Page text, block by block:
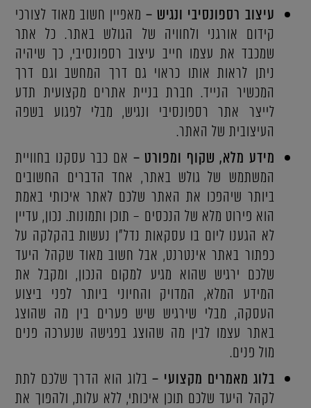
עיצוב רספונסיבי ונגיש –מאפיין חשוב מאוד לצורכי
קידום אורגני ולחוויה של הגולש באתר. כל אתר
שמכבד את עצמו חייב עיצוב רספונסיבי, כך שיהיה
ניתן לראות אותו כראוי גם דרך המחשב וגם דרך
המכשיר הנייד. חברת בניית אתרים מקצועית תדע
לייצר אתר רספונסיבי ונגיש, מבלי לפגוע בשפה
העיצובית של האתר.
מידע מלא, שקוף ומפורט – אם כבר עסקנו בחוויית
המשתמש של גולש באתר, אחד הדברים החשובים
ביותר שיהפכו את האתר שלכם לאתר איכותי באמת
הוא פירוט מלא של הנכסים – תוכן ותמונות. נכון, עדיין
לא הגענו ליום בו עסקאות נדל"ן נעשות בהקלקה על
כפתור באתר אינטרנט, אבל חשוב מאוד שקהל היעד
שלכם ירגיש שהוא מגיע למקום הנכון, ומקבל את
המידע המלא, המדויק והחיוני ביותר לפני ביצוע
העסקה, מבלי שירגיש שיש פערים בין מה שהוצג
באתר עצמו לבין מה שהוצג בפגישה שנערכה פנים
מול פנים.
בלוג מאמרים מקצועי –בלוג הוא הדרך שלכם לתת
לקהל היעד שלכם תוכן איכותי, ללא עלות, ולהפוך את